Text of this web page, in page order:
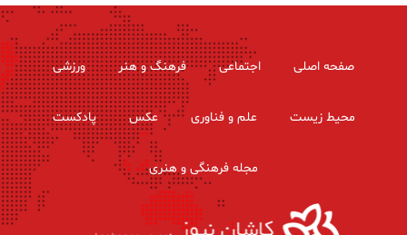
صفحه اصلی اجتماعی فرهنگ و هنر ورزشی
محیط زیست علم و فناوری عکس پادکست
مجله فرهنگی و هنری